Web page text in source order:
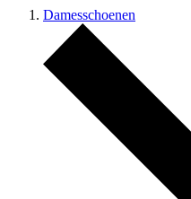
Damesschoenen